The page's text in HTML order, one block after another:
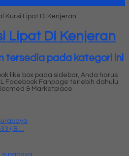
Kursi Lipat Di Kenjeran'
Lipat Di Kenjeran
tersedia pada kategori ini
like box pada sidebar, Anda harus
Facebook Fanpage terlebih dahulu
& Marketplace
( B....